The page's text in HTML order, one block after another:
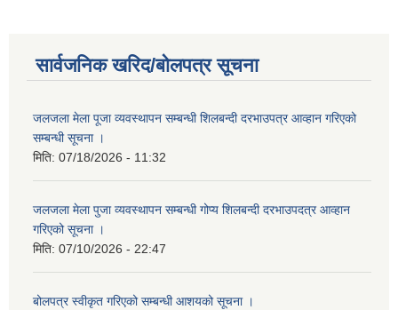
सार्वजनिक खरिद/बोलपत्र सूचना
जलजला मेला पूजा व्यवस्थापन सम्बन्धी शिलबन्दी दरभाउपत्र आव्हान गरिएको
सम्बन्धी सूचना ।
मिति: 07/18/2026 - 11:32
जलजला मेला पुजा व्यवस्थापन सम्बन्धी गोप्य शिलबन्दी दरभाउपदत्र आव्हान
गरिएको सूचना ।
मिति: 07/10/2026 - 22:47
बोलपत्र स्वीकृत गरिएको सम्बन्धी आशयको सूचना ।